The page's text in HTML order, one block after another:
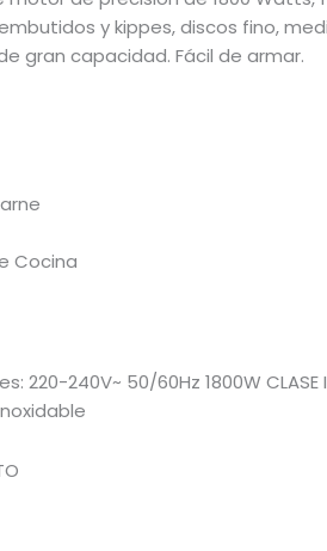
y kippes, discos fino,
gran capacidad. Fácil de armar.
Cocina
220-240V~ 50/60Hz 1800W CLASE